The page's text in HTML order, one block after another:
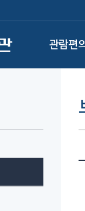
관람편